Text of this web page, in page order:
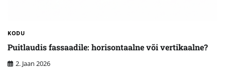
KODU
Puitlaudis fassaadile: horisontaalne või vertikaalne?
2. Jaan 2026